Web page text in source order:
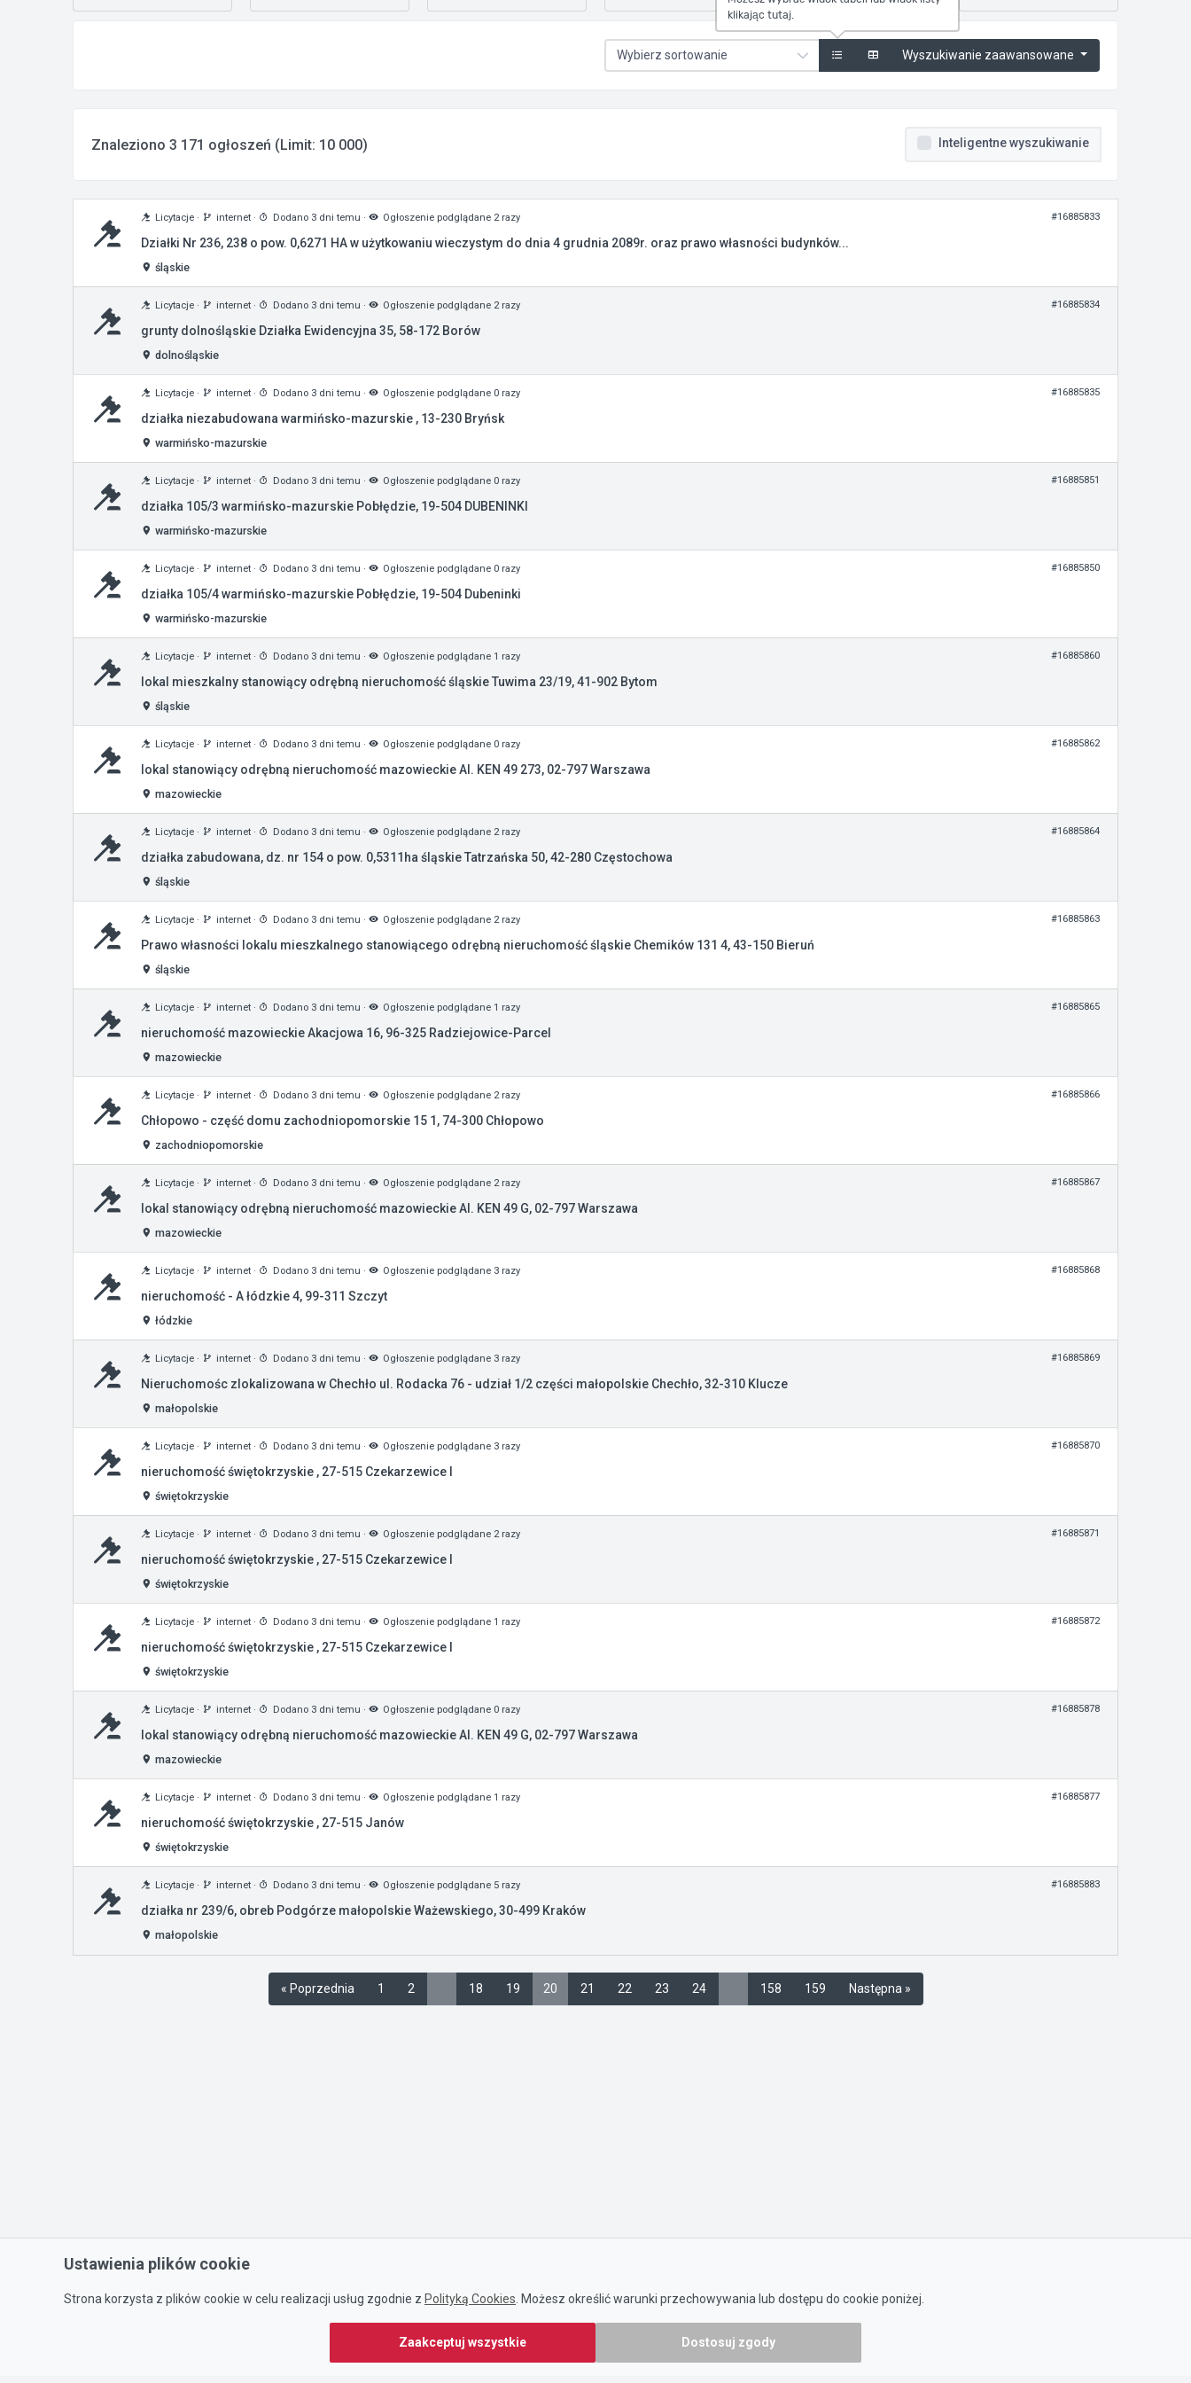
Wyszukiwanie zaawansowane
Znaleziono 3 171 ogłoszeń (Limit: 10 000) Inteligentne wyszukiwanie
Licytacje · internet · Dodano 3 dni temu · Ogłoszenie podglądane 2 razy #16885833
Działki Nr 236, 238 o pow. 0,6271 HA w użytkowaniu wieczystym do dnia 4 grudnia 2089r. oraz prawo własności budynków...
śląskie
Licytacje · internet · Dodano 3 dni temu · Ogłoszenie podglądane 2 razy #16885834
grunty dolnośląskie Działka Ewidencyjna 35, 58-172 Borów
dolnośląskie
Licytacje · internet · Dodano 3 dni temu · Ogłoszenie podglądane 0 razy #16885835
działka niezabudowana warmińsko-mazurskie , 13-230 Bryńsk
warmińsko-mazurskie
Licytacje · internet · Dodano 3 dni temu · Ogłoszenie podglądane 0 razy #16885851
działka 105/3 warmińsko-mazurskie Pobłędzie, 19-504 DUBENINKI
warmińsko-mazurskie
Licytacje · internet · Dodano 3 dni temu · Ogłoszenie podglądane 0 razy #16885850
działka 105/4 warmińsko-mazurskie Pobłędzie, 19-504 Dubeninki
warmińsko-mazurskie
Licytacje · internet · Dodano 3 dni temu · Ogłoszenie podglądane 1 razy #16885860
lokal mieszkalny stanowiący odrębną nieruchomość śląskie Tuwima 23/19, 41-902 Bytom
śląskie
Licytacje · internet · Dodano 3 dni temu · Ogłoszenie podglądane 0 razy #16885862
lokal stanowiący odrębną nieruchomość mazowieckie Al. KEN 49 273, 02-797 Warszawa
mazowieckie
Licytacje · internet · Dodano 3 dni temu · Ogłoszenie podglądane 2 razy #16885864
działka zabudowana, dz. nr 154 o pow. 0,5311ha śląskie Tatrzańska 50, 42-280 Częstochowa
śląskie
Licytacje · internet · Dodano 3 dni temu · Ogłoszenie podglądane 2 razy #16885863
Prawo własności lokalu mieszkalnego stanowiącego odrębną nieruchomość śląskie Chemików 131 4, 43-150 Bieruń
śląskie
Licytacje · internet · Dodano 3 dni temu · Ogłoszenie podglądane 1 razy #16885865
nieruchomość mazowieckie Akacjowa 16, 96-325 Radziejowice-Parcel
mazowieckie
Licytacje · internet · Dodano 3 dni temu · Ogłoszenie podglądane 2 razy #16885866
Chłopowo - część domu zachodniopomorskie 15 1, 74-300 Chłopowo
zachodniopomorskie
Licytacje · internet · Dodano 3 dni temu · Ogłoszenie podglądane 2 razy #16885867
lokal stanowiący odrębną nieruchomość mazowieckie Al. KEN 49 G, 02-797 Warszawa
mazowieckie
Licytacje · internet · Dodano 3 dni temu · Ogłoszenie podglądane 3 razy #16885868
nieruchomość - A łódzkie 4, 99-311 Szczyt
łódzkie
Licytacje · internet · Dodano 3 dni temu · Ogłoszenie podglądane 3 razy #16885869
Nieruchomośc zlokalizowana w Chechło ul. Rodacka 76 - udział 1/2 części małopolskie Chechło, 32-310 Klucze
małopolskie
Licytacje · internet · Dodano 3 dni temu · Ogłoszenie podglądane 3 razy #16885870
nieruchomość świętokrzyskie , 27-515 Czekarzewice I
świętokrzyskie
Licytacje · internet · Dodano 3 dni temu · Ogłoszenie podglądane 2 razy #16885871
nieruchomość świętokrzyskie , 27-515 Czekarzewice I
świętokrzyskie
Licytacje · internet · Dodano 3 dni temu · Ogłoszenie podglądane 1 razy #16885872
nieruchomość świętokrzyskie , 27-515 Czekarzewice I
świętokrzyskie
Licytacje · internet · Dodano 3 dni temu · Ogłoszenie podglądane 0 razy #16885878
lokal stanowiący odrębną nieruchomość mazowieckie Al. KEN 49 G, 02-797 Warszawa
mazowieckie
Licytacje · internet · Dodano 3 dni temu · Ogłoszenie podglądane 1 razy #16885877
nieruchomość świętokrzyskie , 27-515 Janów
świętokrzyskie
Licytacje · internet · Dodano 3 dni temu · Ogłoszenie podglądane 5 razy #16885883
działka nr 239/6, obreb Podgórze małopolskie Ważewskiego, 30-499 Kraków
małopolskie
« Poprzednia 1 2 18 19 20 21 22 23 24 158 159 Następna »
Ustawienia plików cookie
Strona korzysta z plików cookie w celu realizacji usług zgodnie z Polityką Cookies . Możesz określić warunki przechowywania lub dostępu do cookie poniżej.
Zaakceptuj wszystkie Dostosuj zgody
klikając tutaj.